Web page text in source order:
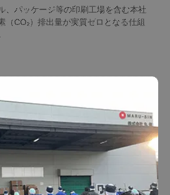
、パッケージ等の印刷工場を含む本社
（CO₂）排出量が実質ゼロとなる仕組